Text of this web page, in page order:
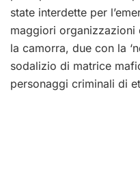
state interdette per
maggiori organizzazioni
la camorra, due con la
sodalizio di matrice
personaggi criminali di